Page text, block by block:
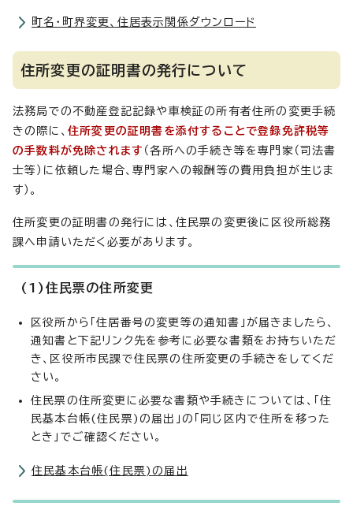
町名・町界変更、住居表示関係ダウンロード
住所変更の証明書の発行について
法務局での不動産登記記録や車検証の所有者住所の変更手続
きの際に、 住所変更の証明書を添付することで登録免許税等
の手数料が免除されます （各所への手続き等を専門家（司法書
士等）に依頼した場合、専門家への報酬等の費用負担が生じま
す）。
住所変更の証明書の発行には、住民票の変更後に区役所総務
課へ申請いただく必要があります。
(1)住民票の住所変更
区役所から「住居番号の変更等の通知書」が届きましたら、
通知書と下記リンク先を参考に必要な書類をお持ちいただ
き、区役所市民課で住民票の住所変更の手続きをしてくだ
さい。
住民票の住所変更に必要な書類や手続きについては、「住
民基本台帳(住民票)の届出」の「同じ区内で住所を移った
とき」でご確認ください。
住民基本台帳(住民票)の届出